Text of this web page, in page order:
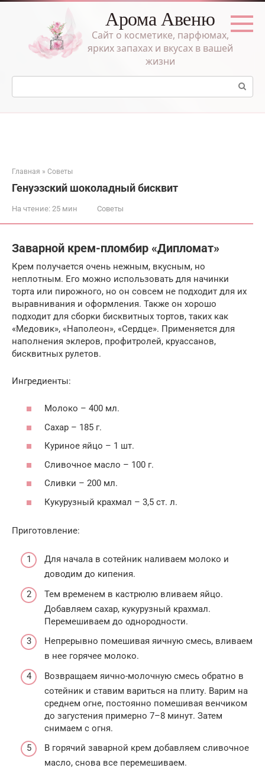
Перейти
Арома Авеню
Сайт о косметике, парфюмах,
ярких запахах и вкусах в вашей
жизни
Поиск:
Главная » Советы
Генуэзский шоколадный бисквит
На чтение: 25 мин Советы
Заварной крем-пломбир «Дипломат»
Крем получается очень нежным, вкусным, но
неплотным. Его можно использовать для начинки
торта или пирожного, но он совсем не подходит для их
выравнивания и оформления. Также он хорошо
подходит для сборки бисквитных тортов, таких как
«Медовик», «Наполеон», «Сердце». Применяется для
наполнения эклеров, профитролей, круассанов,
бисквитных рулетов.
Ингредиенты:
Молоко – 400 мл.
Сахар – 185 г.
Куриное яйцо – 1 шт.
Сливочное масло – 100 г.
Сливки – 200 мл.
Кукурузный крахмал – 3,5 ст. л.
Приготовление:
Для начала в сотейник наливаем молоко и
доводим до кипения.
Тем временем в кастрюлю вливаем яйцо.
Добавляем сахар, кукурузный крахмал.
Перемешиваем до однородности.
Непрерывно помешивая яичную смесь, вливаем
в нее горячее молоко.
Возвращаем яично-молочную смесь обратно в
сотейник и ставим вариться на плиту. Варим на
среднем огне, постоянно помешивая венчиком
до загустения примерно 7–8 минут. Затем
снимаем с огня.
В горячий заварной крем добавляем сливочное
масло, снова все перемешиваем.